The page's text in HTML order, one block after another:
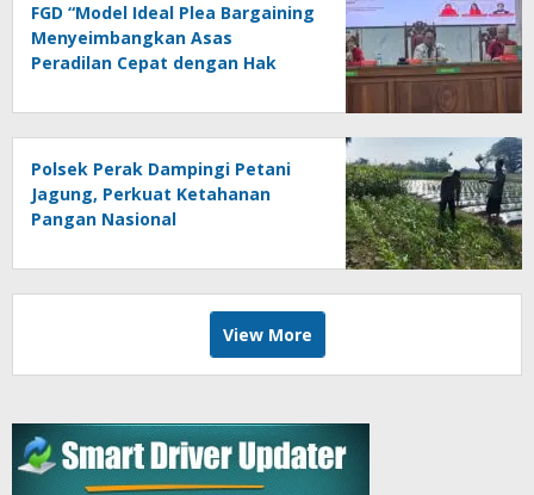
FGD “Model Ideal Plea Bargaining
Menyeimbangkan Asas
Peradilan Cepat dengan Hak
Perlindungan Korban”
Polsek Perak Dampingi Petani
Jagung, Perkuat Ketahanan
Pangan Nasional
View More